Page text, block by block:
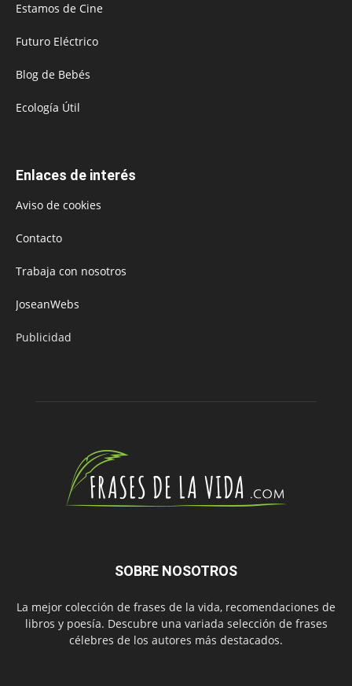
Estamos de Cine
Futuro Eléctrico
Blog de Bebés
Ecología Útil
Enlaces de interés
Aviso de cookies
Contacto
Trabaja con nosotros
JoseanWebs
Publicidad
SOBRE NOSOTROS
La mejor colección de frases de la vida, recomendaciones de
libros y poesía. Descubre una variada selección de frases
célebres de los autores más destacados.